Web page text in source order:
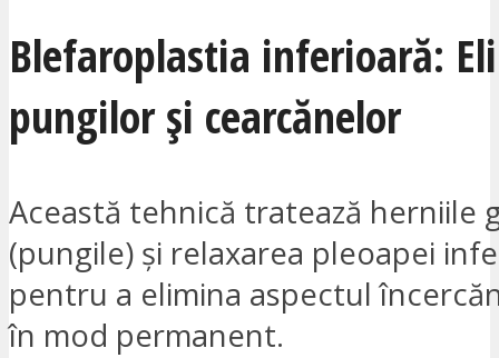
Blefaroplastia inferioară:
pungilor și cearcănelor
Această tehnică tratează herniile
(pungile) și relaxarea pleoapei
pentru a elimina aspectul
în mod permanent.